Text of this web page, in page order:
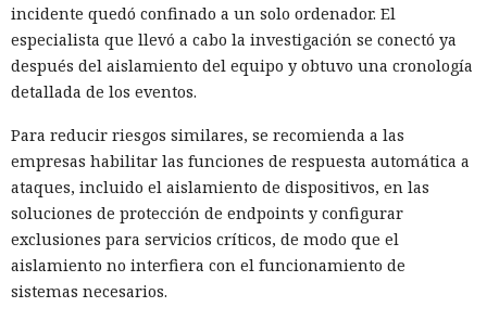
incidente quedó confinado a un solo ordenador. El
especialista que llevó a cabo la investigación se conectó ya
después del aislamiento del equipo y obtuvo una cronología
detallada de los eventos.
Para reducir riesgos similares, se recomienda a las
empresas habilitar las funciones de respuesta automática a
ataques, incluido el aislamiento de dispositivos, en las
soluciones de protección de endpoints y configurar
exclusiones para servicios críticos, de modo que el
aislamiento no interfiera con el funcionamiento de
sistemas necesarios.